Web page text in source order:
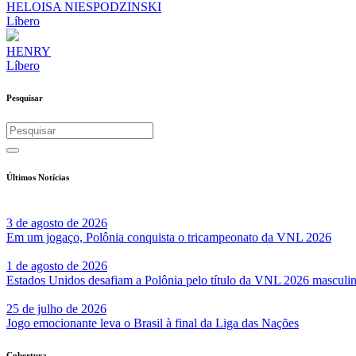
HELOISA NIESPODZINSKI
Líbero
HENRY
Líbero
Pesquisar
Últimos Notícias
3 de agosto de 2026
Em um jogaço, Polônia conquista o tricampeonato da VNL 2026
1 de agosto de 2026
Estados Unidos desafiam a Polônia pelo título da VNL 2026
25 de julho de 2026
Jogo emocionante leva o Brasil à final da Liga das Nações